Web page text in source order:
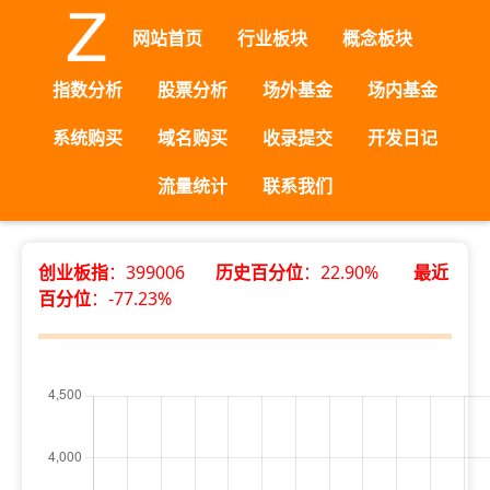
网站首页 行业板块 概念板块
指数分析 股票分析 场外基金
场内基金
系统购买
域名购买 收录提交
开发日记
流量统计
联系我们
创业板指：399006 历史百分位：22.90% 最近
百分位：-77.23%